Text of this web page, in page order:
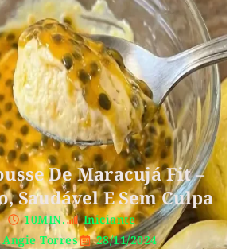
De Maracujá Fit –
Saudável E Sem Culpa
10MIN.
Iniciante
Angie Torres
28/11/2024